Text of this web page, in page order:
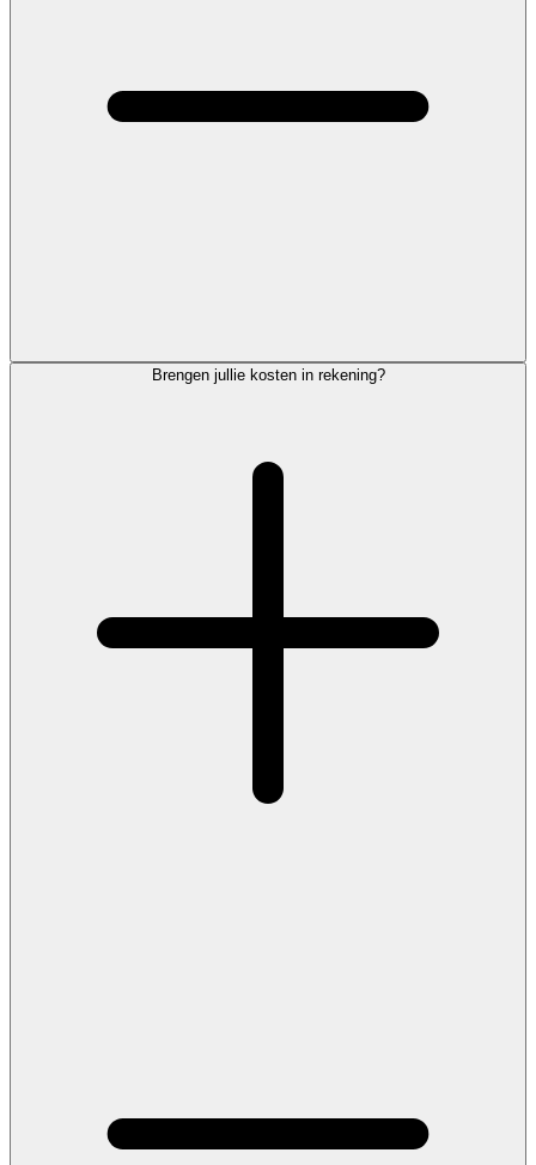
Brengen jullie kosten in rekening?